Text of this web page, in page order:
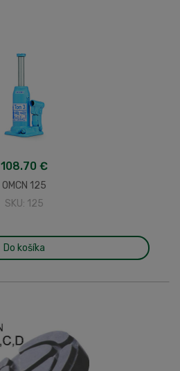
108.70 €
OMCN 125
SKU: 125
Do košíka